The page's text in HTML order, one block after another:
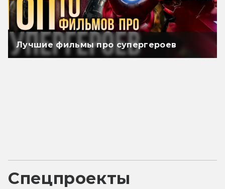
Лучшие фильмы про супергероев
Спецпроекты